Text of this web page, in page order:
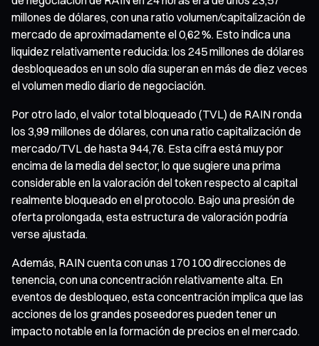
millones de dólares, con una ratio volumen/capitalización de
mercado de aproximadamente el 0,62 %. Esto indica una
liquidez relativamente reducida: los 245 millones de dólares
desbloqueados en un solo día superan en más de diez veces
el volumen medio diario de negociación.
Por otro lado, el valor total bloqueado (TVL) de RAIN ronda
los 3,99 millones de dólares, con una ratio capitalización de
mercado/TVL de hasta 944,76. Esta cifra está muy por
encima de la media del sector, lo que sugiere una prima
considerable en la valoración del token respecto al capital
realmente bloqueado en el protocolo. Bajo una presión de
oferta prolongada, esta estructura de valoración podría
verse ajustada.
Además, RAIN cuenta con unas 170 100 direcciones de
tenencia, con una concentración relativamente alta. En
eventos de desbloqueo, esta concentración implica que las
acciones de los grandes poseedores pueden tener un
impacto notable en la formación de precios en el mercado.